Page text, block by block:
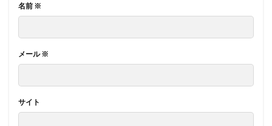
名前 ※
メール※
サイト